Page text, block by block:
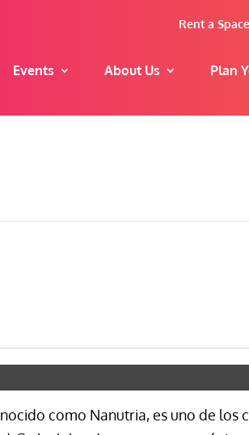
Rent a Space
Events About Us Plan
como Nanutria, es uno de los